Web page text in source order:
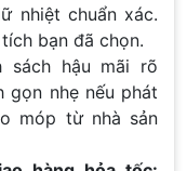
nhiệt chuẩn xác.
bạn đã chọn.
sách hậu mãi rõ
gọn nhẹ nếu phát
móp từ nhà sản